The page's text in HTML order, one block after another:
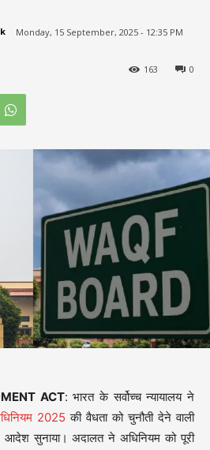
Monday, 15 September, 2025 - 12:35 PM
0
163
ACT: भारत के सर्वोच्च न्यायालय ने
2025 की वैधता को चुनौती देने वाली
आदेश सुनाया। अदालत ने अधिनियम को पूरी